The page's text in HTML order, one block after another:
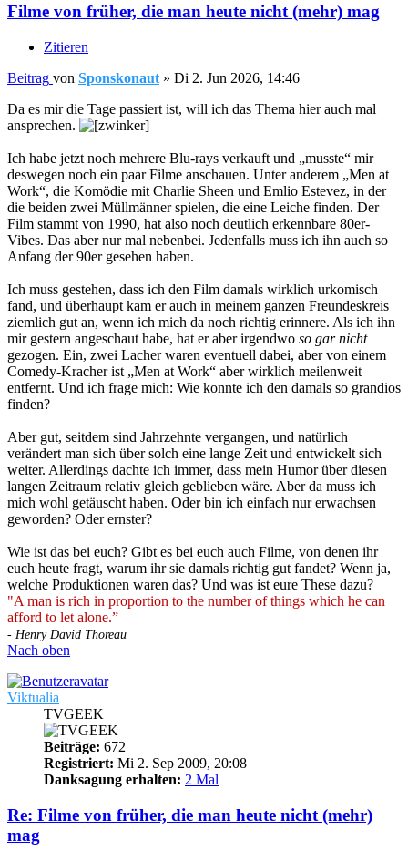
Filme von früher, die man heute nicht (mehr) mag
Zitieren
Beitrag von Sponskonaut » Di 2. Jun 2026, 14:46
Da es mir die Tage passiert ist, will ich das Thema hier auch mal
ansprechen.
Ich habe jetzt noch mehrere Blu-rays verkauft und „musste“ mir
deswegen noch ein paar Filme anschauen. Unter anderem „Men at
Work“, die Komödie mit Charlie Sheen und Emlio Estevez, in der
die beiden zwei Müllmänner spielen, die eine Leiche finden. Der
Film stammt von 1990, hat also noch deutlich erkennbare 80er-
Vibes. Das aber nur mal nebenbei. Jedenfalls muss ich ihn auch so
Anfang der 90er gesehen haben.
Ich muss gestehen, dass ich den Film damals wirklich urkomisch
fand, und überhaupt kam er auch in meinem ganzen Freundeskreis
ziemlich gut an, wenn ich mich da noch richtig erinnere. Als ich ihn
mir gestern angeschaut habe, hat er aber irgendwo so gar nicht
gezogen. Ein, zwei Lacher waren eventuell dabei, aber von einem
Comedy-Kracher ist „Men at Work“ aber wirklich meilenweit
entfernt. Und ich frage mich: Wie konnte ich den damals so grandios
finden?
Aber gut, seitdem sind Jahrzehnte vergangen, und natürlich
verändert man sich über solch eine lange Zeit und entwickelt sich
weiter. Allerdings dachte ich immer, dass mein Humor über diesen
langen Zeitraum relativ gleich geblieben wäre. Aber da muss ich
mich wohl getäuscht haben. Oder bin ich einfach nur erwachsen
geworden? Oder ernster?
Wie ist das bei euch? Gibt es bei euch auch Filme, von denen ihr
euch heute fragt, warum ihr sie damals richtig gut fandet? Wenn ja,
welche Produktionen waren das? Und was ist eure These dazu?
"A man is rich in proportion to the number of things which he can
afford to let alone.”
- Henry David Thoreau
Nach oben
Viktualia
TVGEEK
Beiträge: 672
Registriert: Mi 2. Sep 2009, 20:08
Danksagung erhalten: 2 Mal
Re: Filme von früher, die man heute nicht (mehr)
mag